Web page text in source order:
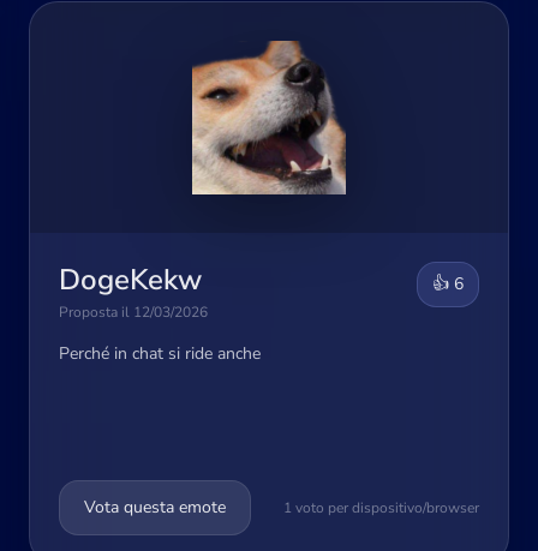
DogeKekw
Proposta il 12/03/2026
👍 6
Perché in chat si ride anche
Vota questa emote 1 voto per dispositivo/browser